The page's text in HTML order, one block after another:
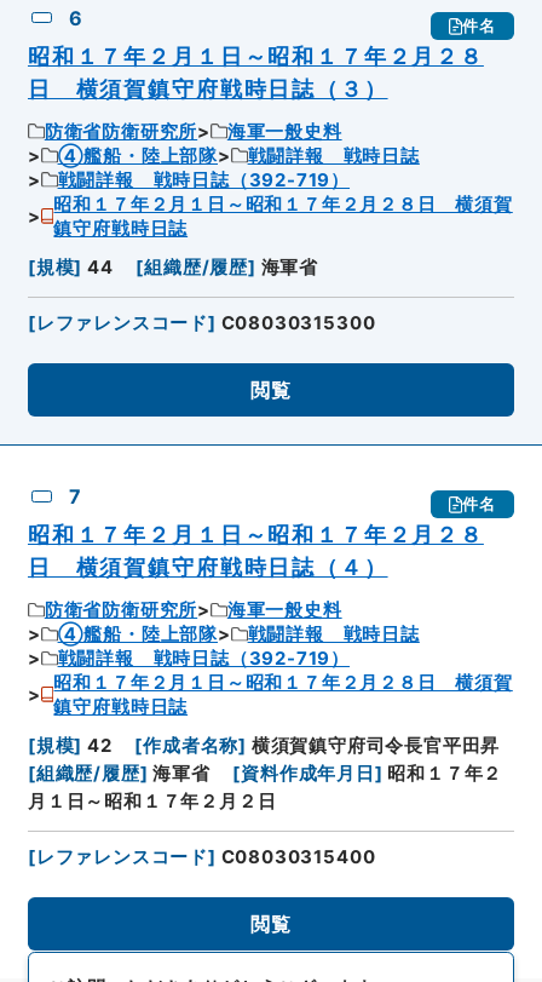
6 件名
昭和１７年２月１日～昭和１７年２月２８
日 横須賀鎮守府戦時日誌（３）
防衛省防衛研究所
海軍一般史料
④艦船・陸上部隊
戦闘詳報 戦時日誌
戦闘詳報 戦時日誌（392-719）
昭和１７年２月１日～昭和１７年２月２８日 横須賀
鎮守府戦時日誌
[規模] 44 [組織歴/履歴] 海軍省
[レファレンスコード] C08030315300
閲覧
7 件名
昭和１７年２月１日～昭和１７年２月２８
日 横須賀鎮守府戦時日誌（４）
防衛省防衛研究所
海軍一般史料
④艦船・陸上部隊
戦闘詳報 戦時日誌
戦闘詳報 戦時日誌（392-719）
昭和１７年２月１日～昭和１７年２月２８日 横須賀
鎮守府戦時日誌
[規模] 42 [作成者名称] 横須賀鎮守府司令長官平田昇
[組織歴/履歴] 海軍省 [資料作成年月日 ] 昭和１７年２
月１日～昭和１７年２月２日
[レファレンスコード] C08030315400
閲覧